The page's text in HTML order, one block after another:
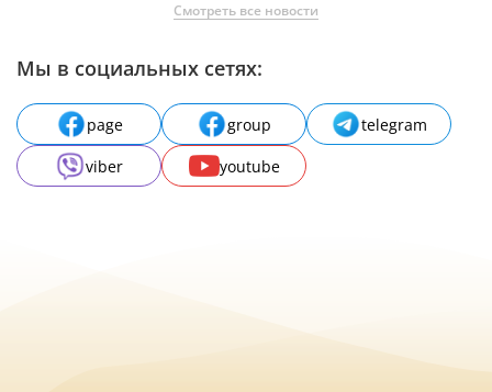
Смотреть все новости
Мы в социальных сетях:
page group
telegram
viber
youtube